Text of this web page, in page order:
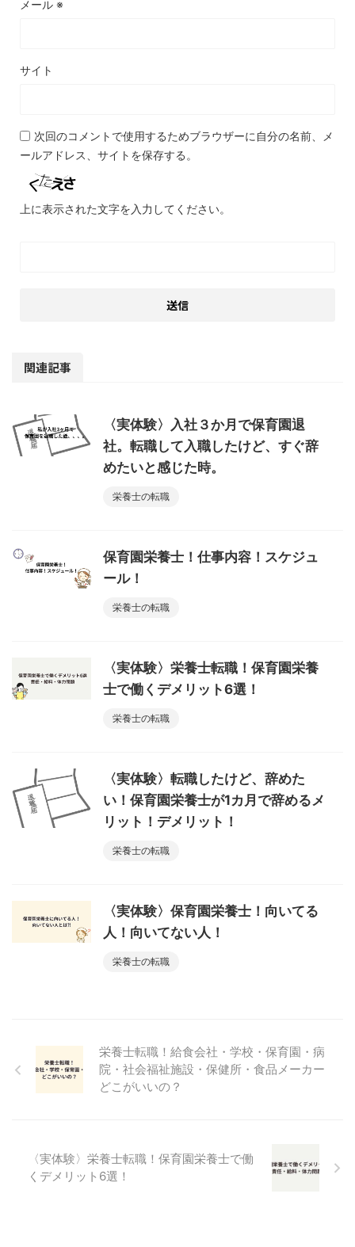
メール ※
サイト
次回のコメントで使用するためブラウザーに自分の名前、メ
ールアドレス、サイトを保存する。
上に表示された文字を入力してください。
関連記事
〈実体験〉入社３か月で保育園退
社。転職して入職したけど、すぐ辞
めたいと感じた時。
栄養士の転職
保育園栄養士！仕事内容！スケジュ
ール！
栄養士の転職
〈実体験〉栄養士転職！保育園栄養
士で働くデメリット6選！
栄養士の転職
〈実体験〉転職したけど、辞めた
い！保育園栄養士が1カ月で辞めるメ
リット！デメリット！
栄養士の転職
〈実体験〉保育園栄養士！向いてる
人！向いてない人！
栄養士の転職
栄養士転職！給食会社・学校・保育園・病
院・社会福祉施設・保健所・食品メーカー
どこがいいの？
〈実体験〉栄養士転職！保育園栄養士で働
くデメリット6選！